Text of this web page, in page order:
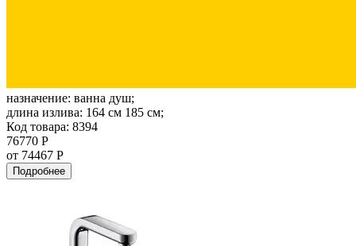
назначение: ванна душ;
длина излива: 164 см 185 см;
Код товара: 8394
76770 Р
от 74467 Р
Подробнее